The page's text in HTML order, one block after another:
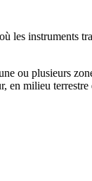
les
ou plusieurs
en milieu terrestre